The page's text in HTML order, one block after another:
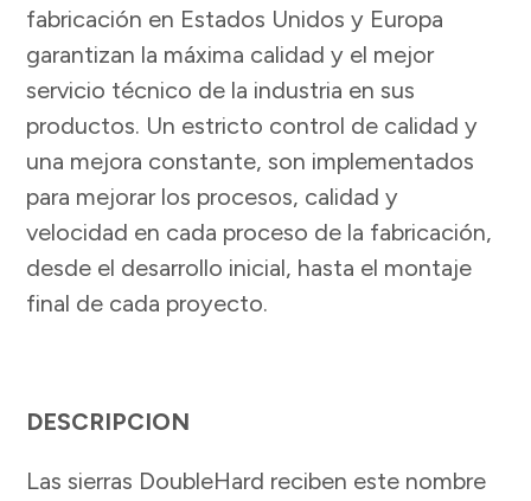
fabricación en Estados Unidos y Europa
garantizan la máxima calidad y el mejor
servicio técnico de la industria en sus
productos. Un estricto control de calidad y
una mejora constante, son implementados
para mejorar los procesos, calidad y
velocidad en cada proceso de la fabricación,
desde el desarrollo inicial, hasta el montaje
final de cada proyecto.
DESCRIPCION
Las sierras DoubleHard reciben este nombre